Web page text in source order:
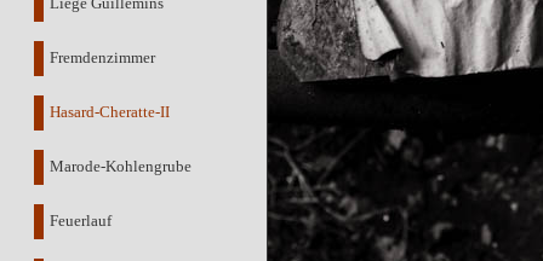
Fremdenzimmer
Hasard-Cheratte-II
Marode-Kohlengrube
Feuerlauf